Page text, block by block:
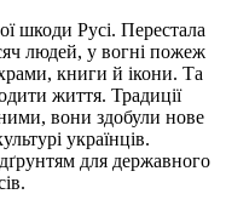
шкоди Русі. Перестала
людей, у вогні пожеж
книги й ікони. Та
життя. Традиції
вони здобули нове
українців.
для державного